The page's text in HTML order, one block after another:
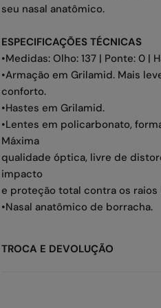
seu nasal anatômico.
ESPECIFICAÇÕES TÉCNICAS
•Medidas: Olho: 137 | Ponte: 0 |
•Armação em Grilamid. Mais
conforto.
•Hastes em Grilamid.
•Lentes em policarbonato,
Máxima
qualidade óptica, livre de
impacto
e proteção total contra os raios
•Nasal anatômico de borracha.
TROCA E DEVOLUÇÃO